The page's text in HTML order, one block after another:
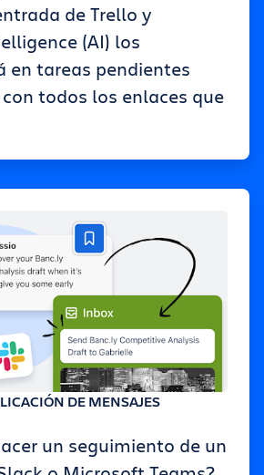
de Trello y
(AI) los
en tareas pendientes
todos los enlaces que
DE MENSAJES
un seguimiento de un